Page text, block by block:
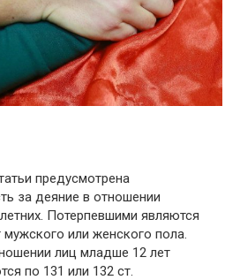
предусмотрена
за деяние в отношении
Потерпевшими являются
мужского или женского пола.
лиц младше 12 лет
по 131 или 132 ст.